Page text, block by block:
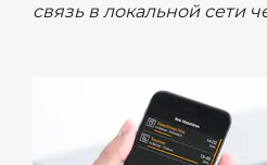
связь в локальной сети